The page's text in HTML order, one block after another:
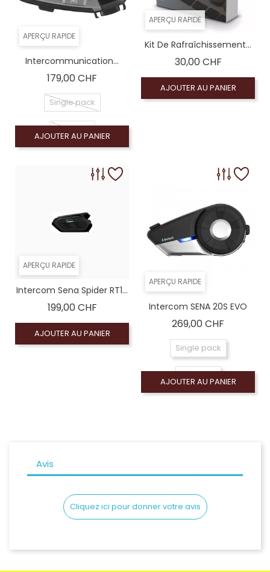
APERÇU RAPIDE
Intercommunication...
179,00 CHF
Single pack
DuoPack
AJOUTER AU PANIER
APERÇU RAPIDE
Kit De Rafraîchissement...
30,00 CHFPrix
AJOUTER AU PANIER
APERÇU RAPIDE
Intercom Sena Spider RT1...
199,00 CHFPrix
AJOUTER AU PANIER
APERÇU RAPIDE
Intercom SENA 20S EVO
269,00 CHF
Single pack
DuoPack
AJOUTER AU PANIER
Avis
Cliquez ici pour donner votre avis